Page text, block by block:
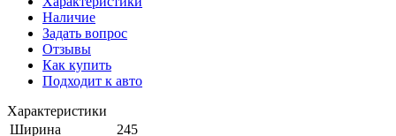
Наличие
Задать вопрос
Отзывы
Как купить
Подходит к авто
Характеристики
Ширина
245